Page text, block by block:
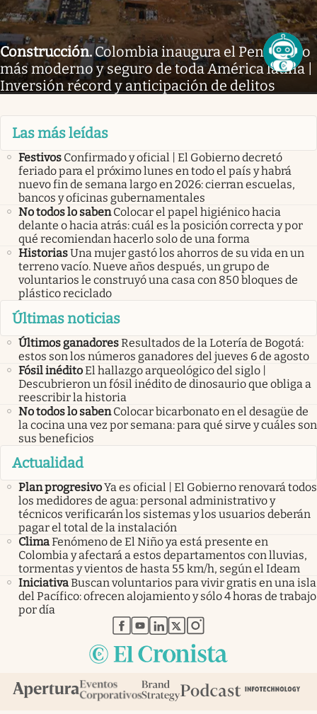
Construcción.Colombia inaugura el Pentágono
más moderno y seguro de toda América latina |
Inversión récord y anticipación de delitos
Las más leídas
Festivos Confirmado y oficial | El Gobierno decretó
feriado para el próximo lunes en todo el país y habrá
nuevo fin de semana largo en 2026: cierran escuelas,
bancos y oficinas gubernamentales
No todos lo saben Colocar el papel higiénico hacia
delante o hacia atrás: cuál es la posición correcta y por
qué recomiendan hacerlo solo de una forma
HistoriasUna mujer gastó los ahorros de su vida en un
terreno vacío. Nueve años después, un grupo de
voluntarios le construyó una casa con 850 bloques de
plástico reciclado
Últimas noticias
Últimos ganadoresResultados de la Lotería de Bogotá:
estos son los números ganadores del jueves 6 de agosto
Fósil inéditoEl hallazgo arqueológico del siglo |
Descubrieron un fósil inédito de dinosaurio que obliga a
reescribir la historia
No todos lo saben Colocar bicarbonato en el desagüe de
la cocina una vez por semana: para qué sirve y cuáles son
sus beneficios
Actualidad
Plan progresivoYa es oficial | El Gobierno renovará todos
los medidores de agua: personal administrativo y
técnicos verificarán los sistemas y los usuarios deberán
pagar el total de la instalación
ClimaFenómeno de El Niño ya está presente en
Colombia y afectará a estos departamentos con lluvias,
tormentas y vientos de hasta 55 km/h, según el Ideam
IniciativaBuscan voluntarios para vivir gratis en una isla
del Pacífico: ofrecen alojamiento y sólo 4 horas de trabajo
por día
abre en nueva pestaña
abre en nueva pestaña
abre en nueva pestaña
abre en nueva pestaña
abre en nueva pestaña